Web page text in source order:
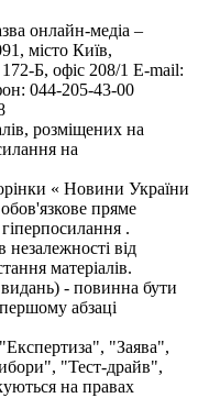
онлайн-медіа –
місто Київ,
Б, офіс 208/1 E-mail:
044-205-43-00
розміщених на
на
« Новини України
пряме
.
від
матеріалів.
- повинна бути
абзаці
"Заява",
"Тест-драйв",
на правах